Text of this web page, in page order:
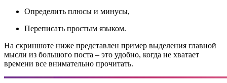
Определить плюсы и минусы,
Переписать простым языком.
На скриншоте ниже представлен пример выделения главной
мысли из большого поста – это удобно, когда не хватает
времени все внимательно прочитать.